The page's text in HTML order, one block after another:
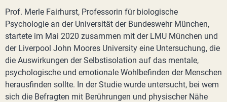
Prof. Merle Fairhurst, Professorin für biologische
Psychologie an der Universität der Bundeswehr München,
startete im Mai 2020 zusammen mit der LMU München und
der Liverpool John Moores University eine Untersuchung, die
die Auswirkungen der Selbstisolation auf das mentale,
psychologische und emotionale Wohlbefinden der Menschen
herausfinden sollte. In der Studie wurde untersucht, bei wem
sich die Befragten mit Berührungen und physischer Nähe